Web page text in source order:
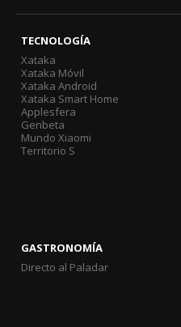
TECNOLOGÍA
Xataka
Xataka Móvil
Xataka Android
Xataka Smart Home
Applesfera
Genbeta
Mundo Xiaomi
Territorio S
GASTRONOMÍA
Directo al Paladar